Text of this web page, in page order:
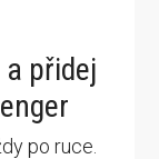
přidej
po ruce.